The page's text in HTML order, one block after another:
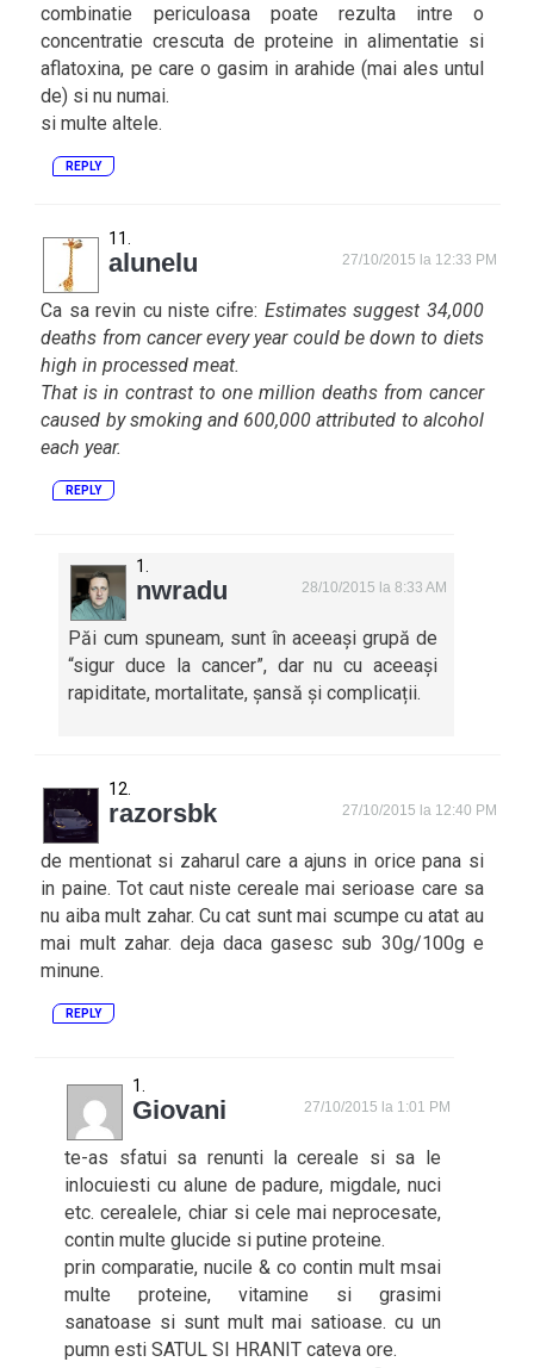
combinatie periculoasa poate rezulta intre o
concentratie crescuta de proteine in alimentatie si
aflatoxina, pe care o gasim in arahide (mai ales untul
de) si nu numai.
si multe altele.
REPLY
alunelu 27/10/2015 la 12:33 PM
Ca sa revin cu niste cifre: Estimates suggest 34,000
deaths from cancer every year could be down to diets
high in processed meat.
That is in contrast to one million deaths from cancer
caused by smoking and 600,000 attributed to alcohol
each year.
REPLY
nwradu 28/10/2015 la 8:33 AM
Păi cum spuneam, sunt în aceeași grupă de
“sigur duce la cancer”, dar nu cu aceeași
rapiditate, mortalitate, șansă și complicații.
razorsbk 27/10/2015 la 12:40 PM
de mentionat si zaharul care a ajuns in orice pana si
in paine. Tot caut niste cereale mai serioase care sa
nu aiba mult zahar. Cu cat sunt mai scumpe cu atat au
mai mult zahar. deja daca gasesc sub 30g/100g e
minune.
REPLY
Giovani 27/10/2015 la 1:01 PM
te-as sfatui sa renunti la cereale si sa le
inlocuiesti cu alune de padure, migdale, nuci
etc. cerealele, chiar si cele mai neprocesate,
contin multe glucide si putine proteine.
prin comparatie, nucile & co contin mult msai
multe proteine, vitamine si grasimi
sanatoase si sunt mult mai satioase. cu un
pumn esti SATUL SI HRANIT cateva ore.